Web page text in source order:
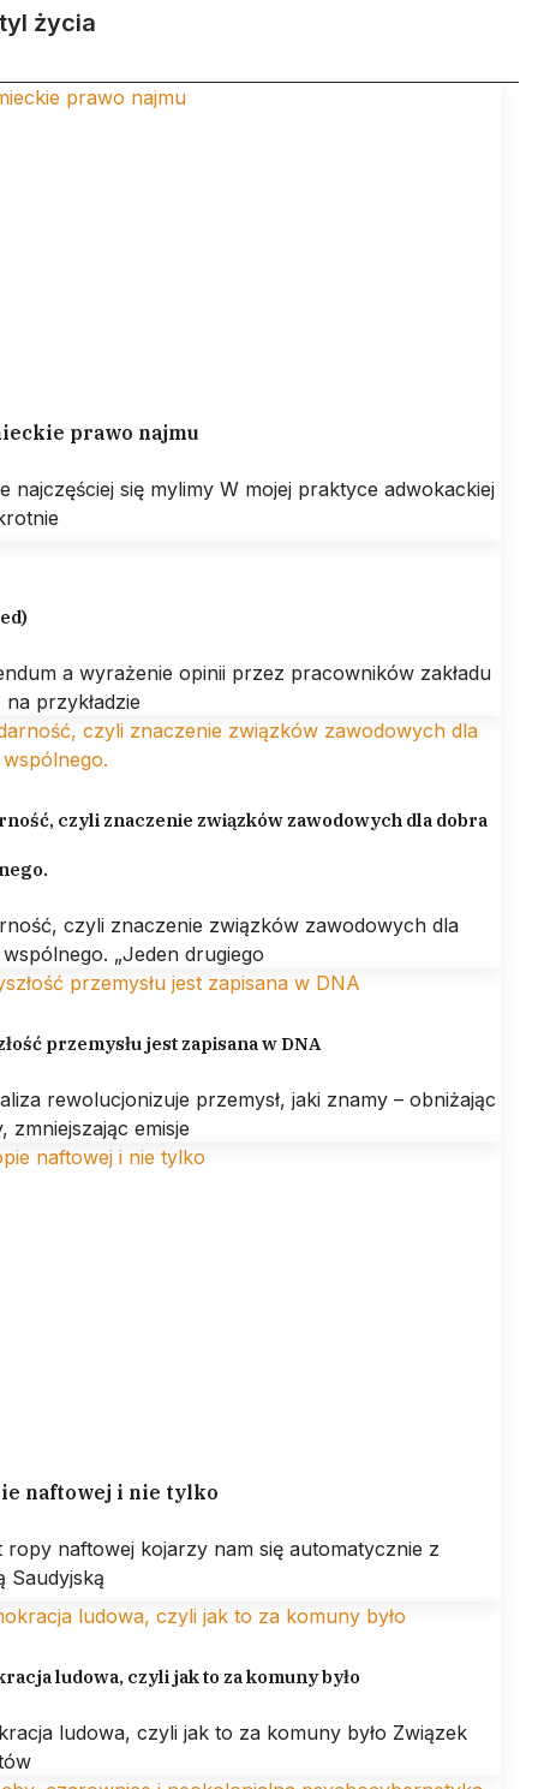
życia
prawo najmu
najczęściej się mylimy W mojej praktyce adwokackiej
a wyrażenie opinii przez pracowników zakładu
przykładzie
czyli znaczenie związków zawodowych dla dobra
czyli znaczenie związków zawodowych dla
„Jeden drugiego
przemysłu jest zapisana w DNA
rewolucjonizuje przemysł, jaki znamy – obniżając
zmniejszając emisje
naftowej i nie tylko
ropy naftowej kojarzy nam się automatycznie z
Saudyjską
ludowa, czyli jak to za komuny było
ludowa, czyli jak to za komuny było Związek